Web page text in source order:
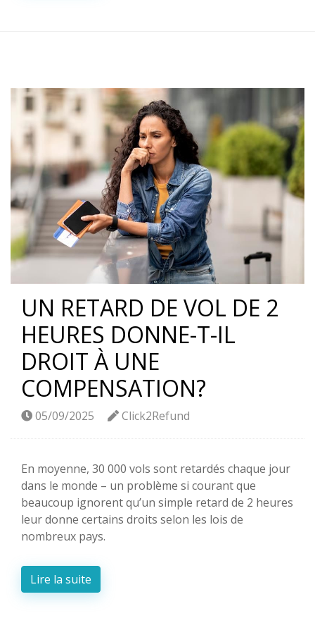
UN RETARD DE VOL DE 2
HEURES DONNE-T-IL
DROIT À UNE
COMPENSATION?
05/09/2025 Click2Refund
En moyenne, 30 000 vols sont retardés chaque jour
dans le monde – un problème si courant que
beaucoup ignorent qu’un simple retard de 2 heures
leur donne certains droits selon les lois de
nombreux pays.
Lire la suite